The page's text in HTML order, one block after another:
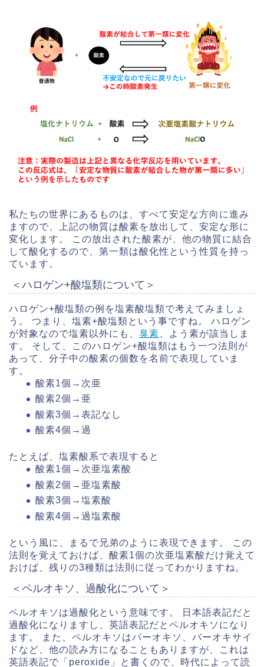
私たちの世界にあるものは、すべて安定な方向に進み
ますので、上記の物質は酸素を放出して、安定な形に
変化します。 この放出された酸素が、他の物質に結合
して酸化するので、第一類は酸化性という性質を持っ
ています。
＜ハロゲン+酸塩類について＞
ハロゲン+酸塩類の例を塩素酸塩類で考えてみましょ
う。 つまり、塩素+酸塩類という事ですね。 ハロゲン
が対象なので塩素以外にも、 臭素 、よう素が該当しま
す。 そして、このハロゲン+酸塩類はもう一つ法則が
あって、分子中の酸素の個数を名前で表現していま
す。
酸素1個→次亜
酸素2個→亜
酸素3個→表記なし
酸素4個→過
たとえば、塩素酸系で表現すると
酸素1個→次亜塩素酸
酸素2個→亜塩素酸
酸素3個→塩素酸
酸素4個→過塩素酸
という風に、まるで兄弟のように表現できます。 この
法則を覚えておけば、酸素1個の次亜塩素酸だけ覚えて
おけば、残りの3種類は法則に従ってわかりますね。
＜ペルオキソ、過酸化について＞
ペルオキソは過酸化という意味です。 日本語表記だと
過酸化になりますし、英語表記だとペルオキソになり
ます。 また、ペルオキソはパーオキソ、パーオキサイ
ドなど、他の読み方になることもありますが、これは
英語表記で「peroxide」と書くので、時代によって読